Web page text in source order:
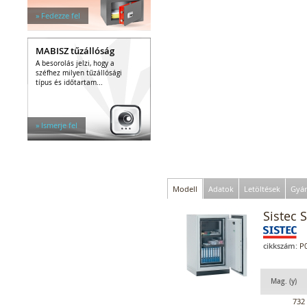
» Fedezze fel
MABISZ tűzállóság
A besorolás jelzi, hogy a
széfhez milyen tűzállósági
típus és időtartam...
» Ismerje fel
Modell Adatok Letöltések
Sistec
cikkszám:
Mag. (y)
732